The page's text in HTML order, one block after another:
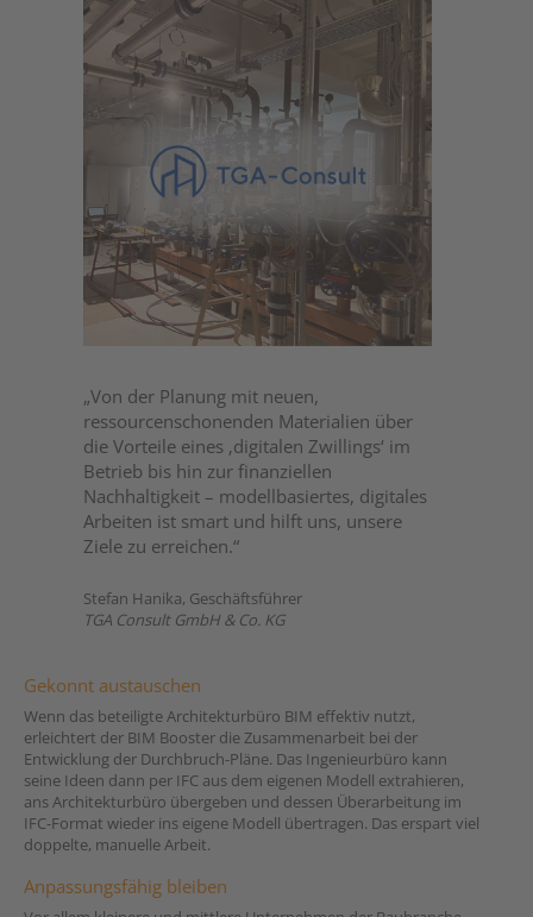
„Von der Planung mit neuen,
ressourcenschonenden Materialien über
die Vorteile eines ‚digitalen Zwillings‘ im
Betrieb bis hin zur finanziellen
Nachhaltigkeit – modellbasiertes, digitales
Arbeiten ist smart und hilft uns, unsere
Ziele zu erreichen.“
Stefan Hanika, Geschäftsführer
TGA Consult GmbH & Co. KG
Gekonnt austauschen
Wenn das beteiligte Architekturbüro BIM effektiv nutzt,
erleichtert der BIM Booster die Zusammenarbeit bei der
Entwicklung der Durchbruch-Pläne. Das Ingenieurbüro kann
seine Ideen dann per IFC aus dem eigenen Modell extrahieren,
ans Architekturbüro übergeben und dessen Überarbeitung im
IFC-Format wieder ins eigene Modell übertragen. Das erspart viel
doppelte, manuelle Arbeit.
Anpassungsfähig bleiben